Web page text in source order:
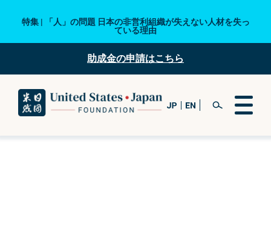
特集 | 「人」の問題 日本の非営利組織が失えない人材を失っ
ている理由
助成金の申請はこちら